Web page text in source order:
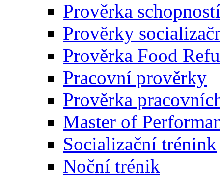
Prověrka
Prověrky
Prověrka Food
Pracovní prověrky
Prověrka
Master of
Socializační trénink
Noční trénik